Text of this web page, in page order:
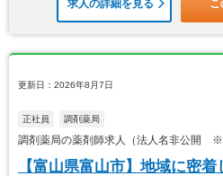
求人の詳細を見る こ
更新日：2026年8月7日
正社員 調剤薬局
調剤薬局の薬剤師求人（法人名非公開 ※
【富山県富山市】地域に密